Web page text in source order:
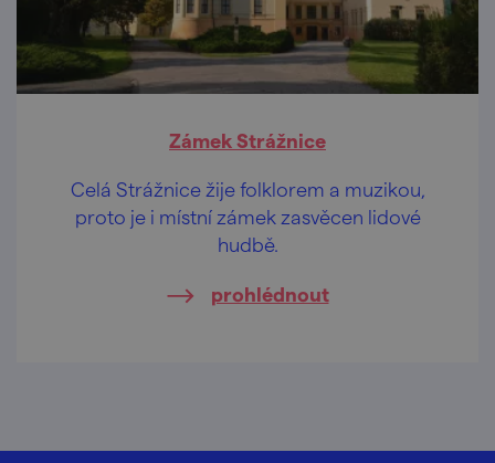
Zámek Strážnice
Celá Strážnice žije folklorem a muzikou,
proto je i místní zámek zasvěcen lidové
hudbě.
prohlédnout